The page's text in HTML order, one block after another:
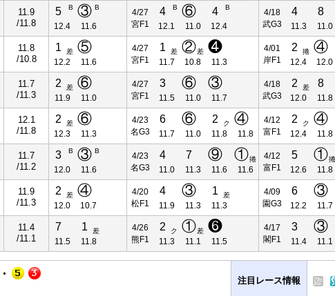
11.9
/11.8
5 B
12.4
③ B
11.6
4/27
宮F1
4 B
12.1
⑥
11.0
4 B
12.4
4/18
武G3
4
11.3
8
11.0
11.8
/10.8
1 差
12.2
⑤
11.6
4/27
宮F1
1 差
11.7
②差
10.8
❹
11.3
4/01
岸F1
2 捲
12.4
④
12.0
11.7
/11.3
2 差
11.9
⑥
11.0
4/27
宮F1
3
11.5
⑥
11.0
③
11.7
4/18
武G3
2 差
12.0
8
11.8
12.1
/11.8
2 差
12.3
⑥
11.3
4/23
名G3
6
11.7
⑥
11.0
2 ク
11.8
④
11.8
4/12
富F1
2 ク
12.4
④
11.8
11.7
/11.2
3 B
12.0
③ B
11.6
4/23
名G3
4
11.0
7
11.3
⑨
11.6
①捲
11.6
4/12
富F1
5
12.6
①捲
11.8
11.9
/11.3
2 差
12.0
④
10.7
4/20
松F1
4
11.9
③
11.3
1 差
11.3
4/09
園G3
6
12.2
③
11.7
11.4
/11.1
7
11.5
1 差
11.8
4/26
熊F1
2 ク
11.3
①差
11.1
❻
11.5
4/17
閣F1
3
11.4
③
11.1
注目レース情報